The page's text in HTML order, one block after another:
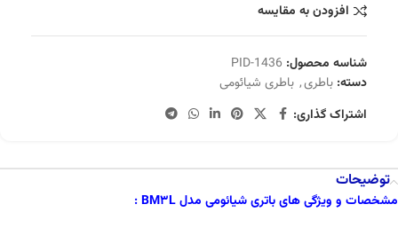
افزودن به مقایسه
شناسه محصول: PID-1436
دسته: باطری, باطری شیائومی
اشتراک گذاری:
توضیحات
مشخصات و ویژگی های باتری شیائومی مدل BM3L :